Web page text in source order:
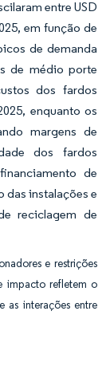
entre USD
em função de
de demanda
de médio porte
dos fardos
enquanto os
margens de
dos fardos
de
das instalações e
reciclagem de
e restrições
impacto refletem o
as interações entre